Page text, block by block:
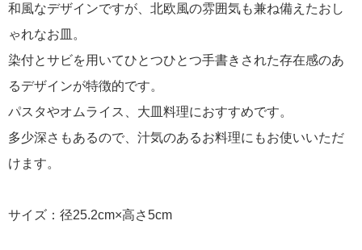
和風なデザインですが、北欧風の雰囲気も兼ね備えたおし
ゃれなお皿。
染付とサビを用いてひとつひとつ手書きされた存在感のあ
るデザインが特徴的です。
パスタやオムライス、大皿料理におすすめです。
多少深さもあるので、汁気のあるお料理にもお使いいただ
けます。
サイズ：径25.2cm×高さ5cm